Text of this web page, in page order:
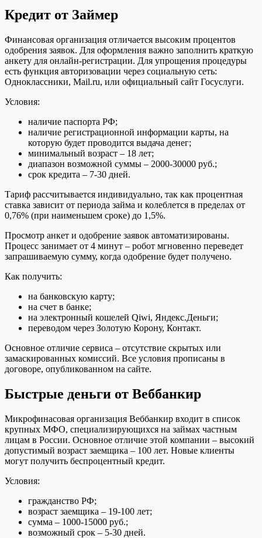
Кредит от Займер
Финансовая организация отличается высоким процентов
одобрения заявок. Для оформления важно заполнить краткую
анкету для онлайн-регистрации. Для упрощения процедуры
есть функция авторизовации через социальную сеть:
Одноклассники, Mail.ru, или официальный сайт Госуслуги.
Условия:
наличие паспорта РФ;
наличие регистрационной информации карты, на
которую будет проводится выдача денег;
минимальный возраст – 18 лет;
диапазон возможной суммы – 2000-30000 руб.;
срок кредита – 7-30 дней.
Тариф рассчитывается индивидуально, так как процентная
ставка зависит от периода займа и колеблется в пределах от
0,76% (при наименьшем сроке) до 1,5%.
Просмотр анкет и одобрение заявок автоматизированы.
Процесс занимает от 4 минут – робот мгновенно переведет
запрашиваемую сумму, когда одобрение будет получено.
Как получить:
на банковскую карту;
на счет в банке;
на электронный кошелей Qiwi, Яндекс.Деньги;
переводом через Золотую Корону, Контакт.
Основное отличие сервиса – отсутствие скрытых или
замаскированных комиссий. Все условия прописаны в
договоре, опубликованном на сайте.
Быстрые деньги от Веббанкир
Микрофинасовая организация Веббанкир входит в список
крупных МФО, специализирующихся на займах частным
лицам в России. Основное отличие этой компании – высокий
допустимый возраст заемщика – 100 лет. Новые клиенты
могут получить беспроцентный кредит.
Условия:
гражданство РФ;
возраст заемщика – 19-100 лет;
сумма – 1000-15000 руб.;
возможный срок – 5-30 дней.